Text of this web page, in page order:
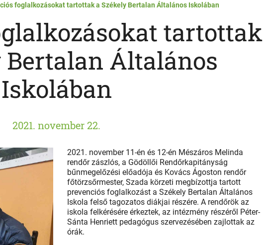
foglalkozásokat tartottak a Székely Bertalan Általános Iskolában
tartottak
Bertalan Általános
Iskolában
2021. november 22.
2021. november 11-én és 12-én Mészáros Melinda
rendőr zászlós, a Gödöllői Rendőrkapitányság
bűnmegelőzési előadója és Kovács Ágoston rendőr
főtörzsőrmester, Szada körzeti megbízottja tartott
prevenciós foglalkozást a Székely Bertalan Általános
Iskola felső tagozatos diákjai részére. A rendőrök az
iskola felkérésére érkeztek, az intézmény részéről Péter-
Sánta Henriett pedagógus szervezésében zajlottak az
órák.